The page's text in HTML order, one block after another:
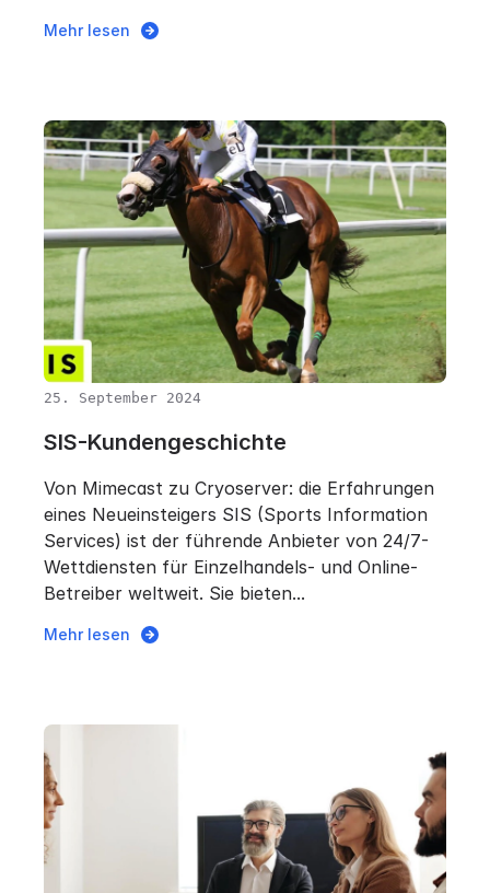
Mehr lesen
25. September 2024
SIS-Kundengeschichte
Von Mimecast zu Cryoserver: die Erfahrungen
eines Neueinsteigers SIS (Sports Information
Services) ist der führende Anbieter von 24/7-
Wettdiensten für Einzelhandels- und Online-
Betreiber weltweit. Sie bieten...
Mehr lesen